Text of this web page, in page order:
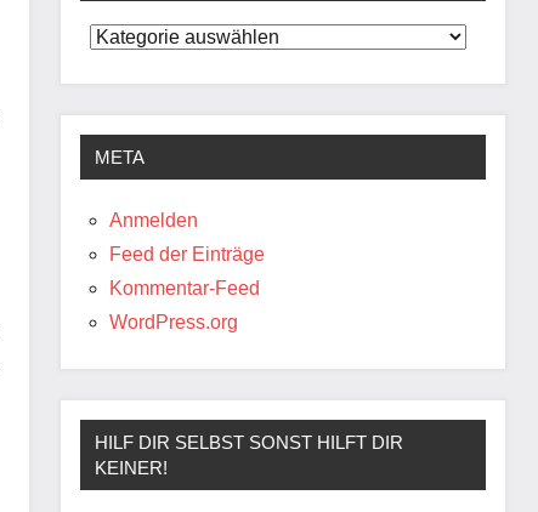
Kategorien
META
Anmelden
Feed der Einträge
Kommentar-Feed
WordPress.org
HILF DIR SELBST SONST HILFT DIR
KEINER!